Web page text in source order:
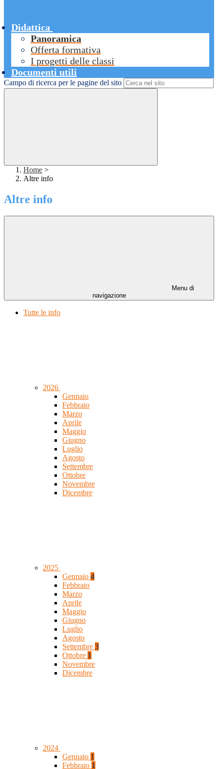
Didattica
Panoramica
Offerta formativa
I progetti delle classi
Documenti utili
Campo di ricerca per le pagine del sito
Home >
Altre info
Altre info
Menu di
navigazione
Tutte le info
2026
Gennaio
Febbraio
Marzo
Aprile
Maggio
Giugno
Luglio
Agosto
Settembre
Ottobre
Novembre
Dicembre
2025
Gennaio 4
Febbraio
Marzo
Aprile
Maggio
Giugno
Luglio
Agosto
Settembre 3
Ottobre 1
Novembre
Dicembre
2024
Gennaio 1
Febbraio 1